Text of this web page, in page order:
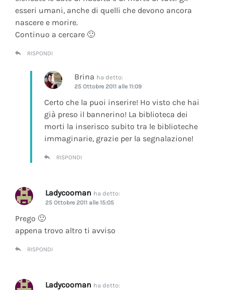
esseri umani, anche di quelli che devono ancora
nascere e morire.
Continuo a cercare 🙂
RISPONDI
Brina ha detto:
25 Ottobre 2011 alle 11:09
Certo che la puoi inserire! Ho visto che hai
già preso il bannerino! La biblioteca dei
morti la inserisco subito tra le biblioteche
immaginarie, grazie per la segnalazione!
RISPONDI
Ladycooman ha detto:
25 Ottobre 2011 alle 15:05
Prego 🙂
appena trovo altro ti avviso
RISPONDI
Ladycooman ha detto: